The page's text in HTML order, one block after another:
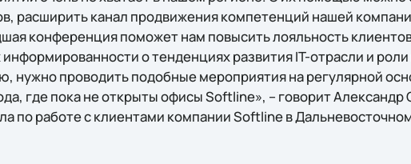
расширить канал продвижения компетенций нашей
конференция поможет нам повысить лояльность
информированности о тенденциях развития IT-отрасли и
нужно проводить подобные мероприятия на регулярной
где пока не открыты офисы Softline», – говорит
по работе с клиентами компании Softline в